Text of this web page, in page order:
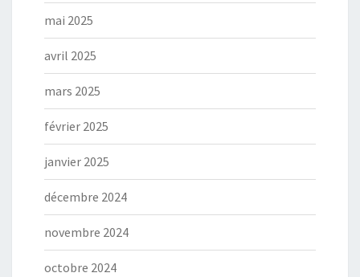
mai 2025
avril 2025
mars 2025
février 2025
janvier 2025
décembre 2024
novembre 2024
octobre 2024